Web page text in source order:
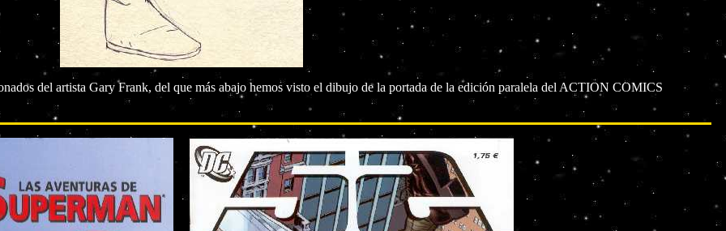
del artista Gary Frank, del que más abajo hemos visto el dibujo de la portada de la edición paralela del ACTION COMICS